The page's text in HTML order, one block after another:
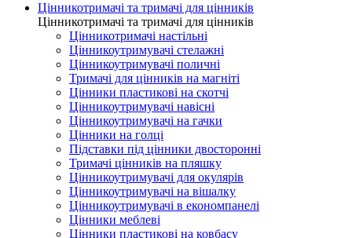
Цінникотримачі та тримачі для цінників
Цінникотримачі та тримачі для цінників
Цінникотримачі настільні
Цінникоутримувачі стелажні
Цінникоутримувачі поличні
Тримачі для цінників на магніті
Цінники пластикові на скотчі
Цінникоутримувачі навісні
Цінникоутримувачі на гачки
Цінники на голці
Підставки під цінники двосторонні
Тримачі цінників на пляшку
Цінникоутримувачі для окулярів
Цінникоутримувачі на вішалку
Цінникоутримувачі в економпанелі
Цінники меблеві
Цінники пластикові на ковбасу